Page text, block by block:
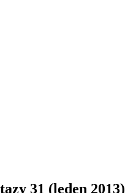
31 (leden 2013)